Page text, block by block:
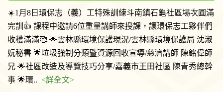
☀️1月8日環保志（義）工特殊訓練斗南鎮石龜社區場次圓滿
完訓👍 課程中邀請6位重量講師來授課，讓環保志工夥伴們
收穫滿滿🥰 🌟雲林縣環境保護現況/雲林縣環境保護局 沈淑
妧秘書 🌟垃圾強制分類暨資源回收宣導/慈濟講師 陳銘偉師
兄 🌟社區改造及導覽技巧分享/嘉義市王田社區 陳青秀總幹
事 🌟環.. <詳全文>